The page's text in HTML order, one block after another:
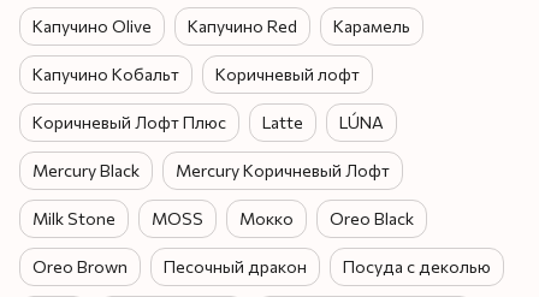
Капучино Olive Капучино Red Карамель
Капучино Кобальт Коричневый лофт
Коричневый Лофт Плюс Latte LÚNA
Mercury Black Mercury Коричневый Лофт
Milk Stone MOSS Мокко Oreo Black
Oreo Brown Песочный дракон Посуда с деколью